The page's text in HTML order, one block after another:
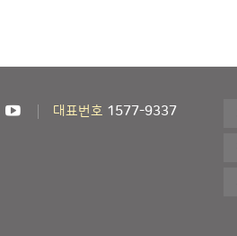
대표번호 1577-9337